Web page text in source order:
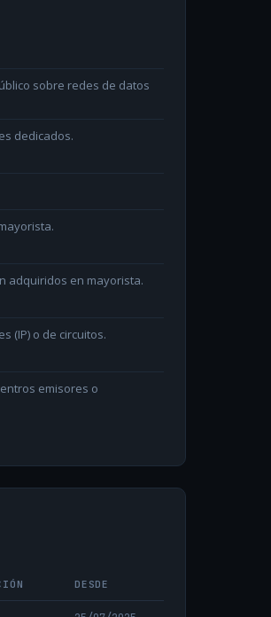
sobre redes de datos
dedicados.
adquiridos en mayorista.
(IP) o de circuitos.
emisores o
DESDE